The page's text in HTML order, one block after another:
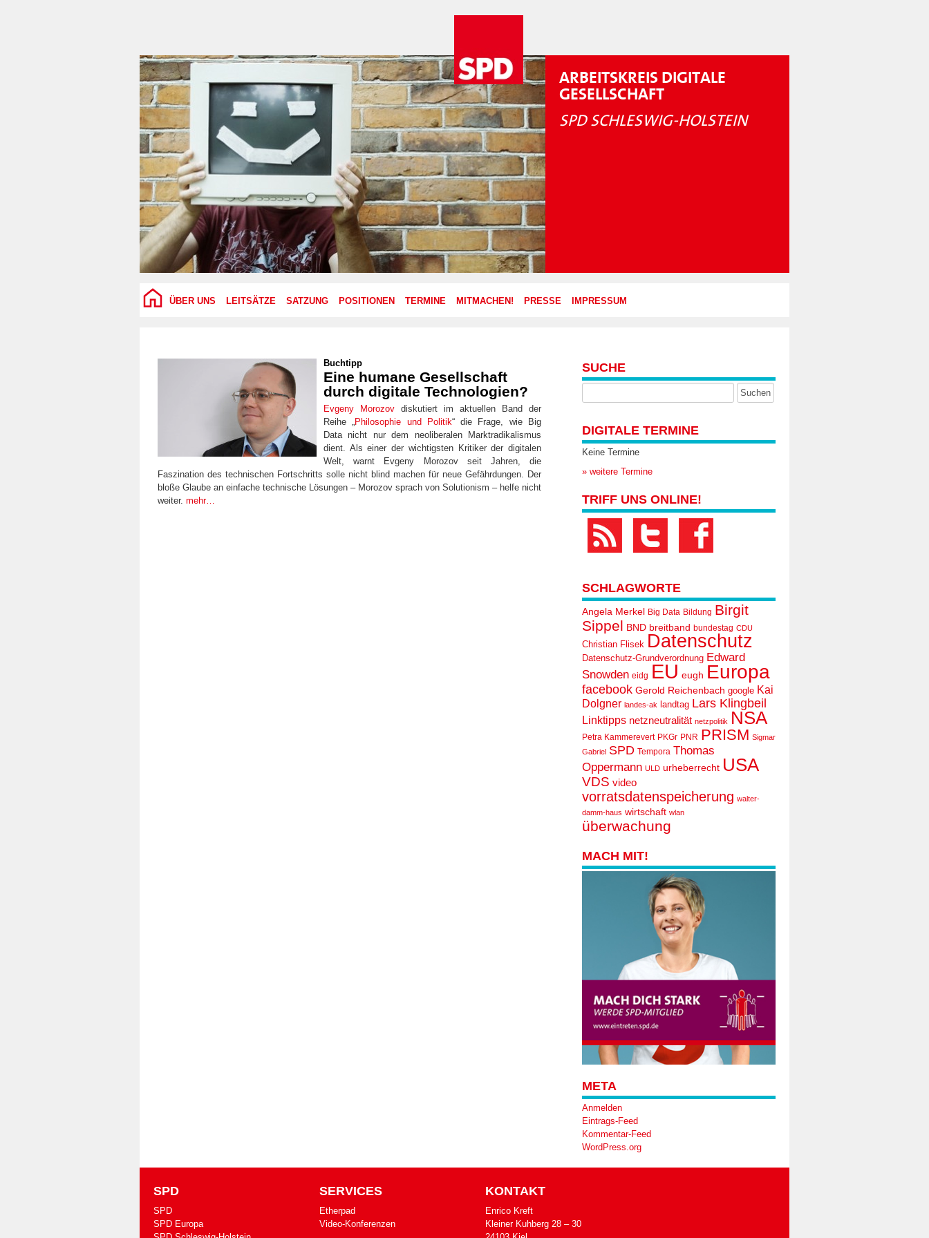
ARBEITSKREIS DIGITALE
GESELLSCHAFT
SPD SCHLESWIG-HOLSTEIN
ÜBER UNS LEITSÄTZE SATZUNG POSITIONEN TERMINE MITMACHEN! PRESSE IMPRESSUM
Buchtipp
Eine humane Gesellschaft
durch digitale Technologien?
Evgeny Morozov diskutiert im aktuellen Band der
Reihe „ Philosophie und Politik“ die Frage, wie Big
Data nicht nur dem neoliberalen Marktradikalismus
dient. Als einer der wichtigsten Kritiker der digitalen
Welt, warnt Evgeny Morozov seit Jahren, die
Faszination des technischen Fortschritts solle nicht blind machen für neue Gefährdungen. Der
bloße Glaube an einfache technische Lösungen – Morozov sprach von Solutionism – helfe nicht
weiter. mehr…
SUCHE
DIGITALE TERMINE
Keine Termine
» weitere Termine
TRIFF UNS ONLINE!
SCHLAGWORTE
Angela Merkel Big Data Bildung Birgit
Sippel BND breitband bundestag CDU
Christian Flisek Datenschutz
Datenschutz-Grundverordnung Edward
Snowden eidg EU eugh Europa
facebook Gerold Reichenbach google Kai
Dolgner landes-ak landtag Lars Klingbeil
Linktipps netzneutralität netzpolitik NSA
Petra Kammerevert PKGr PNR PRISM Sigmar
Gabriel SPD Tempora Thomas
Oppermann ULD urheberrecht USA
VDS video
vorratsdatenspeicherung walter-
damm-haus wirtschaft wlan
überwachung
MACH MIT!
META
Anmelden
Eintrags-Feed
Kommentar-Feed
WordPress.org
SPD
SPD
SPD Europa
SERVICES
Etherpad
Video-Konferenzen
KONTAKT
Enrico Kreft
Klei­ner Kuh­berg 28 – 30